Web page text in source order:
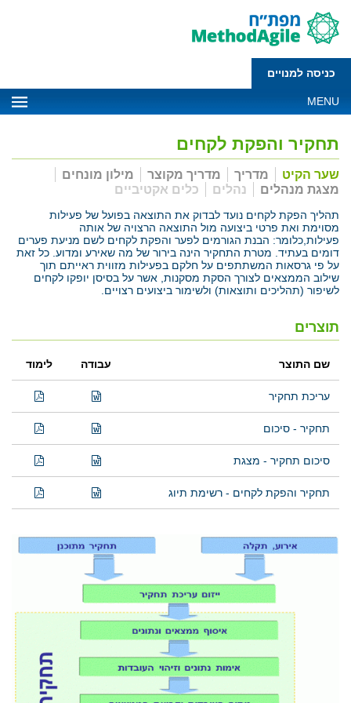
כניסה למנויים
MENU
תחקיר והפקת לקחים
שער הקיט מדריך מדריך מקוצר
מילון מונחים
מצגת מנהלים
נהלים כלים אקטיביים
תהליך הפקת לקחים נועד לבדוק את התוצאה בפועל של פעילות
מסוימת ואת פרטי ביצועה מול התוצאה הרצויה של אותה
פעילות,כלומר: הבנת הגורמים לפער והפקת לקחים לשם מניעת פערים
דומים בעתיד. מטרת התחקיר הינה בירור של מה שאירע ומדוע. כל זאת
על פי גרסאות המשתתפים על חלקם בפעילות מזווית ראייתם תוך
שילוב הממצאים לצורך הסקת מסקנות, אשר על בסיסן יופקו לקחים
לשיפור (תהליכים ותוצאות) ולשימור ביצועים רצויים.
תוצרים
שם התוצר עבודה לימוד
עריכת תחקיר
תחקיר - סיכום
סיכום תחקיר - מצגת
תחקיר והפקת לקחים - רשימת תיוג